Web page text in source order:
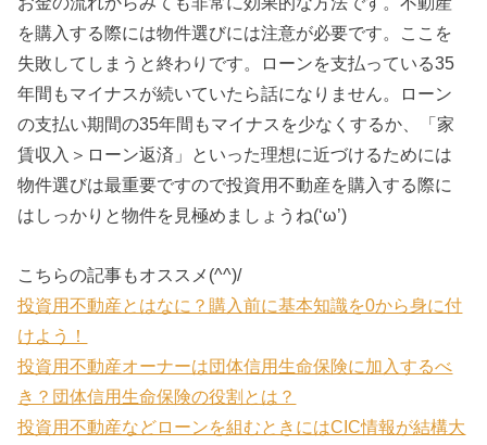
を購入する際には物件選びには注意が必要です。ここを
失敗してしまうと終わりです。ローンを支払っている35
年間もマイナスが続いていたら話になりません。ローン
の支払い期間の35年間もマイナスを少なくするか、「家
賃収入＞ローン返済」といった理想に近づけるためには
物件選びは最重要ですので投資用不動産を購入する際に
はしっかりと物件を見極めましょうね(‘ω’)
こちらの記事もオススメ(^^)/
投資用不動産とはなに？購入前に基本知識を0から身に付
けよう！
投資用不動産オーナーは団体信用生命保険に加入するべ
き？団体信用生命保険の役割とは？
投資用不動産などローンを組むときにはCIC情報が結構大